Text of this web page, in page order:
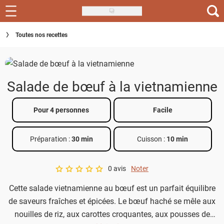
Skip
to
main
Recettes
Inspirations
Menu de la semaine
Actus
Téléchargez l'app Saveurs Recettes
Guide d'achat
Toutes nos recettes
Salade de bœuf à la vietnamienne
Pour 4 personnes Facile
Préparation :30 min Cuisson : 10 min
A star rating of 0 out of 5.
0 avis Noter
Cette salade vietnamienne au bœuf est un parfait équilibre
de saveurs fraîches et épicées. Le bœuf haché se mêle aux
nouilles de riz, aux carottes croquantes, aux pousses de